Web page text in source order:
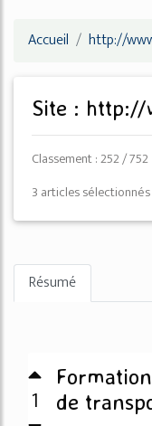
Accueil http://
Site :
Classement : 252 / 752
3 articles sélectionnés
Résumé
1
de